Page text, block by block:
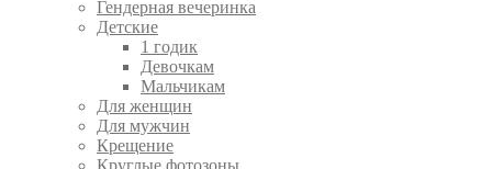
Гендерная вечеринка
Детские
1 годик
Девочкам
Мальчикам
Для женщин
Для мужчин
Крещение